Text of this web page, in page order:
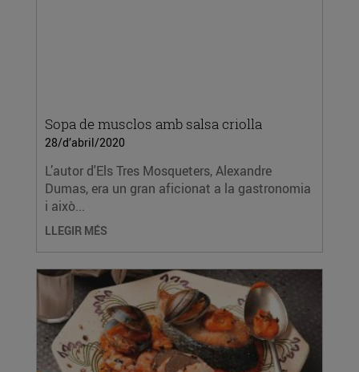
Sopa de musclos amb salsa criolla
28/d’abril/2020
L’autor d'Els Tres Mosqueters, Alexandre
Dumas, era un gran aficionat a la gastronomia
i això...
LLEGIR MÉS